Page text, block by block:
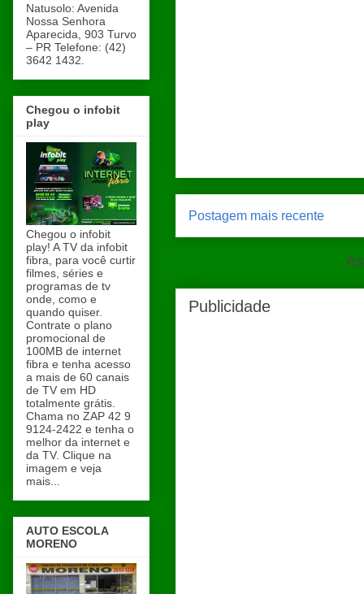
Postagem mais recente
Publicidade
Natusolo: Avenida
Nossa Senhora
Aparecida, 903 Turvo
– PR Telefone: (42)
3642 1432.
Chegou o infobit
play
Chegou o infobit
play! A TV da infobit
fibra, para você curtir
filmes, séries e
programas de tv
onde, como e
quando quiser.
Contrate o plano
promocional de
100MB de internet
fibra e tenha acesso
a mais de 60 canais
de TV em HD
totalmente grátis.
Chama no ZAP 42 9
9124-2422 e tenha o
melhor da internet e
da TV. Clique na
imagem e veja
mais...
AUTO ESCOLA
MORENO